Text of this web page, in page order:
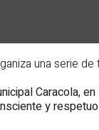
una serie
Caracola,
y